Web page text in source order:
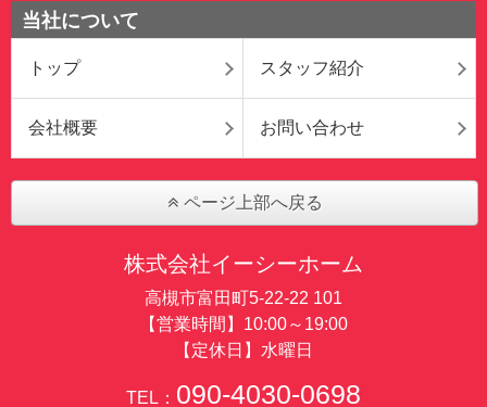
当社について
トップ スタッフ紹介
会社概要 お問い合わせ
ページ上部へ戻る
株式会社イーシーホーム
高槻市富田町5-22-22 101
【営業時間】10:00～19:00
【定休日】水曜日
TEL： 090-4030-0698